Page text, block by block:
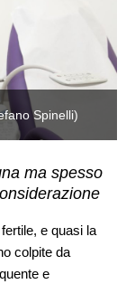
Spinelli)
ma spesso
e quasi la
colpite da
e